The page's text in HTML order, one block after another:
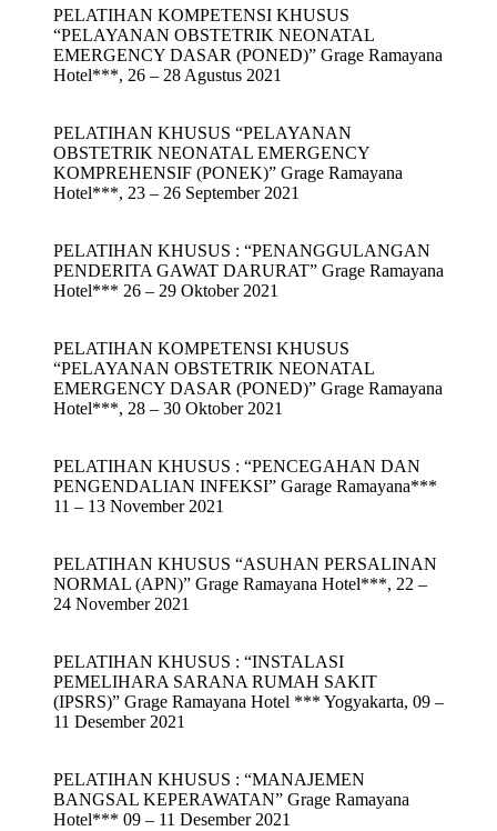
PELATIHAN KOMPETENSI KHUSUS
“PELAYANAN OBSTETRIK NEONATAL
EMERGENCY DASAR (PONED)” Grage Ramayana
Hotel***, 26 – 28 Agustus 2021
PELATIHAN KHUSUS “PELAYANAN
OBSTETRIK NEONATAL EMERGENCY
KOMPREHENSIF (PONEK)” Grage Ramayana
Hotel***, 23 – 26 September 2021
PELATIHAN KHUSUS : “PENANGGULANGAN
PENDERITA GAWAT DARURAT” Grage Ramayana
Hotel*** 26 – 29 Oktober 2021
PELATIHAN KOMPETENSI KHUSUS
“PELAYANAN OBSTETRIK NEONATAL
EMERGENCY DASAR (PONED)” Grage Ramayana
Hotel***, 28 – 30 Oktober 2021
PELATIHAN KHUSUS : “PENCEGAHAN DAN
PENGENDALIAN INFEKSI” Garage Ramayana***
11 – 13 November 2021
PELATIHAN KHUSUS “ASUHAN PERSALINAN
NORMAL (APN)” Grage Ramayana Hotel***, 22 –
24 November 2021
PELATIHAN KHUSUS : “INSTALASI
PEMELIHARA SARANA RUMAH SAKIT
(IPSRS)” Grage Ramayana Hotel *** Yogyakarta, 09 –
11 Desember 2021
PELATIHAN KHUSUS : “MANAJEMEN
BANGSAL KEPERAWATAN” Grage Ramayana
Hotel*** 09 – 11 Desember 2021